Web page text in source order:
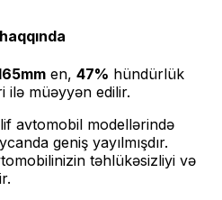
mm en, 47% hündürlük
ilə müəyyən edilir.
avtomobil modellərində
geniş yayılmışdır.
təhlükəsizliyi və